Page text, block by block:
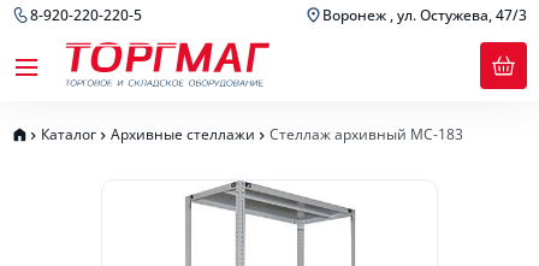
8-920-220-220-5 Воронеж , ул. Остужева, 47/3
Каталог Архивные стеллажи Стеллаж архивный МС-183